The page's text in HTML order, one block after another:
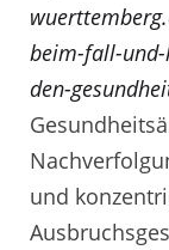
beim-fall-
den-
und